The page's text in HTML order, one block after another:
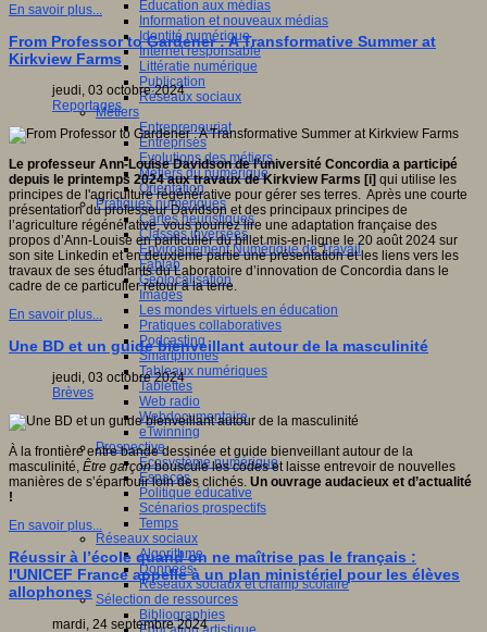
Education aux médias
Information et nouveaux médias
Identité numérique
Internet responsable
Littératie numérique
Publication
Réseaux sociaux
Métiers
Entrepreneuriat
Entreprises
Evolutions des métiers
Métiers du numérique
Orientation
Pratiques numériques
Cartes heuristiques
Classes inversées
Environnement Numérique de Travail
Fablab
Géolocalisation
Images
Les mondes virtuels en éducation
Pratiques collaboratives
Podcasting
Smartphones
Tableaux numériques
Tablettes
Web radio
Webdocumentaire
eTwinning
Prospective
Ecosystème numérique
Espaces
Politique éducative
Scénarios prospectifs
Temps
Réseaux sociaux
Algorithme
Données
Réseaux sociaux et champ scolaire
Sélection de ressources
Bibliographies
En savoir plus...
From Professor to Gardener : A Transformative Summer at
Kirkview Farms
jeudi, 03 octobre 2024
Reportages
Le professeur Ann-Louise Davidson de l’université Concordia a participé
depuis le printemps 2024 aux travaux de Kirkview Farms [i] qui utilise les
principes de l'agriculture régénérative pour gérer ses terres. Après une courte
présentation du professeur Davidson et des principaux principes de
l’agriculture régénérative, vous pourrez lire une adaptation française des
propos d’Ann-Louise en particulier du billet mis-en-ligne le 20 août 2024 sur
son site Linkedin et en deuxième partie une présentation et les liens vers les
travaux de ses étudiants du Laboratoire d’innovation de Concordia dans le
cadre de ce particulier retour à la terre.
En savoir plus...
Une BD et un guide bienveillant autour de la masculinité
jeudi, 03 octobre 2024
Brèves
À la frontière entre bande dessinée et guide bienveillant autour de la
masculinité, Être garçonbouscule les codes et laisse entrevoir de nouvelles
manières de s’épanouir loin des clichés. Un ouvrage audacieux et d’actualité
!
En savoir plus...
Réussir à l’école quand on ne maîtrise pas le français :
l'UNICEF France appelle à un plan ministériel pour les élèves
allophones
mardi, 24 septembre 2024